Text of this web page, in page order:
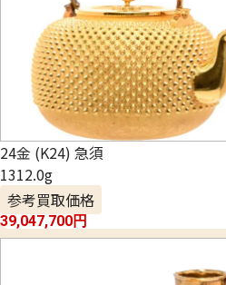
24金 (K24) 急須
1312.0g
参考買取価格
39,047,700円